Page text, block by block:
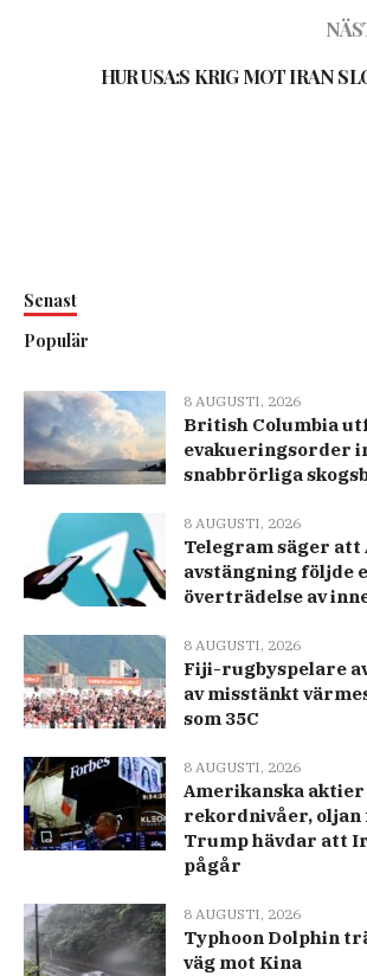
HUR USA:S KRIG MOT IRAN
Senast
Populär
8 AUGUSTI, 2026
British Columbia
evakueringsorder
snabbrörliga
8 AUGUSTI, 2026
Telegram säger att
avstängning följde
överträdelse av
8 AUGUSTI, 2026
Fiji-rugbyspelare
av misstänkt
som 35C
8 AUGUSTI, 2026
Amerikanska
rekordnivåer,
Trump hävdar att
pågår
8 AUGUSTI, 2026
Typhoon Dolphin
väg mot Kina